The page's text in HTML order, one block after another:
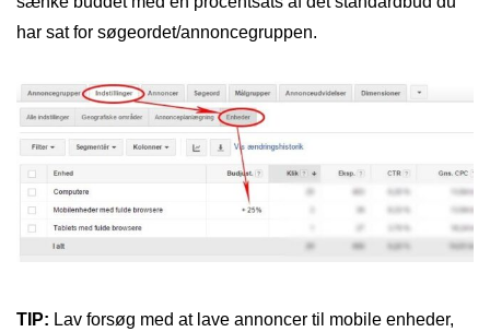
har sat for søgeordet/annoncegruppen.
TIP: Lav forsøg med at lave annoncer til mobile enheder,